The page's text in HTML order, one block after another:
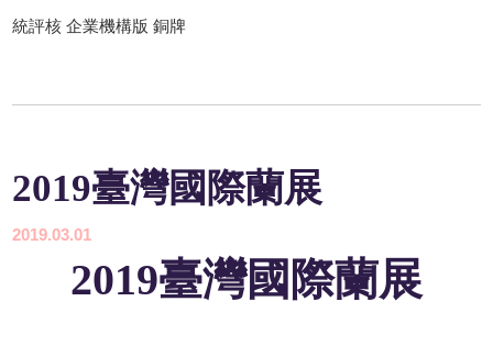
統評核 企業機構版 銅牌
2019臺灣國際蘭展
2019.03.01
2019臺灣國際蘭展